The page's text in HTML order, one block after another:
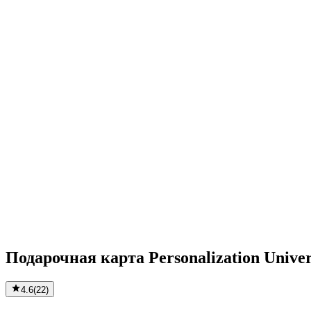
Подарочная карта Personalization
4.6(22)